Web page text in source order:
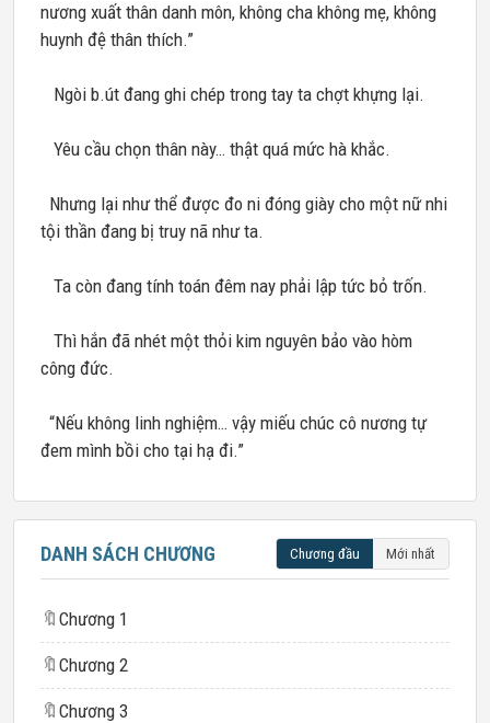
nương xuất thân danh môn, không cha không mẹ, không
huynh đệ thân thích.”
Ngòi b.út đang ghi chép trong tay ta chợt khựng lại.
Yêu cầu chọn thân này… thật quá mức hà khắc.
Nhưng lại như thể được đo ni đóng giày cho một nữ nhi
tội thần đang bị truy nã như ta.
Ta còn đang tính toán đêm nay phải lập tức bỏ trốn.
Thì hắn đã nhét một thỏi kim nguyên bảo vào hòm
công đức.
“Nếu không linh nghiệm… vậy miếu chúc cô nương tự
đem mình bồi cho tại hạ đi.”
DANH SÁCH CHƯƠNG Chương đầu Mới nhất
🔖 Chương 1
🔖 Chương 2
🔖 Chương 3